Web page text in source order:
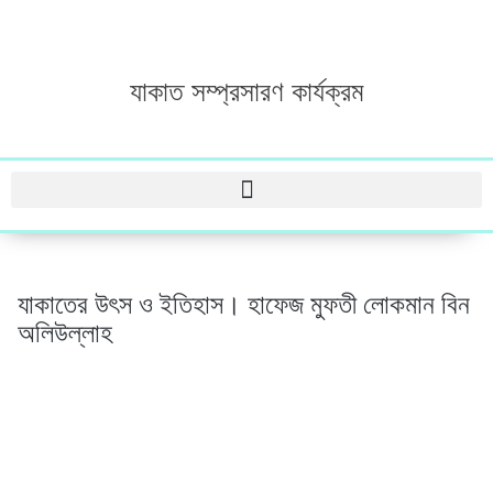
যাকাত সম্প্রসারণ কার্যক্রম
যাকাতের উৎস ও ইতিহাস। হাফেজ মুফতী লোকমান বিন
অলিউল্লাহ